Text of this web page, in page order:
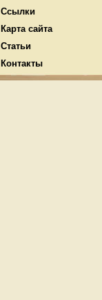
Ссылки
Карта сайта
Статьи
Контакты